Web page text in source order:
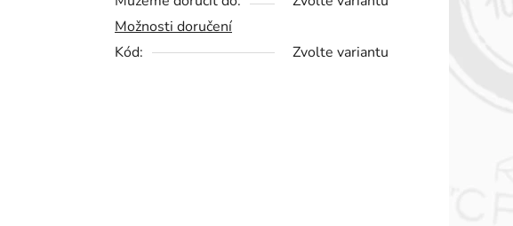
Možnosti doručení
Kód:
Zvolte variantu